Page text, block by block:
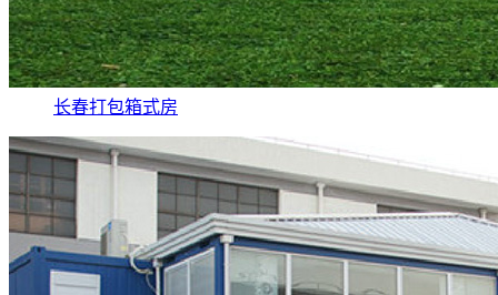
长春打包箱式房